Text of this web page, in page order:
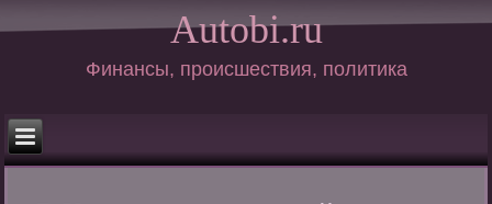
Autobi.ru
Финансы, происшествия, политика